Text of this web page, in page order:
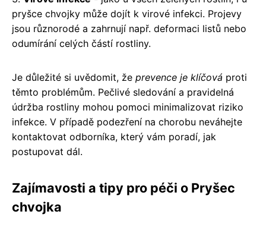
pryšce chvojky může dojít k virové infekci. Projevy
jsou různorodé a zahrnují např. deformaci listů nebo
odumírání celých částí rostliny.
Je důležité si uvědomit, že prevence je klíčová proti
těmto problémům. Pečlivé sledování a pravidelná
údržba rostliny mohou pomoci minimalizovat riziko
infekce. V případě podezření na chorobu neváhejte
kontaktovat odborníka, který vám poradí, jak
postupovat dál.
Zajímavosti a tipy pro péči o Pryšec
chvojka